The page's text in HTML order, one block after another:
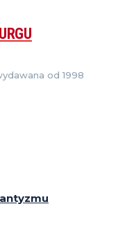
od 1998